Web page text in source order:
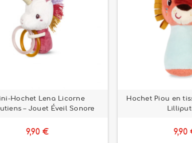
Hochet Lena Licorne
– Jouet Éveil Sonore
9,90 €
Hochet Piou en
9,90